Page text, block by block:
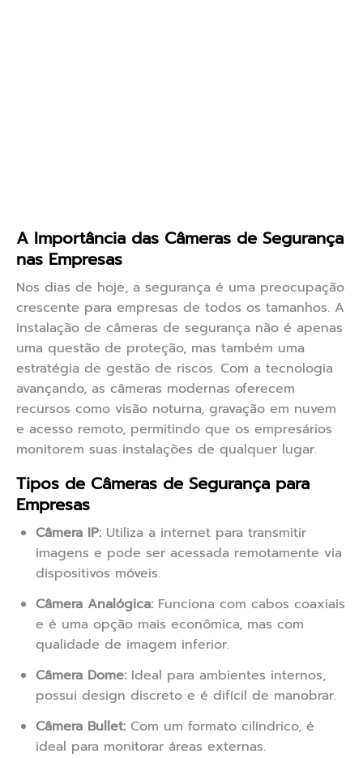
A Importância das Câmeras de Segurança
nas Empresas
Nos dias de hoje, a segurança é uma preocupação
crescente para empresas de todos os tamanhos. A
instalação de câmeras de segurança não é apenas
uma questão de proteção, mas também uma
estratégia de gestão de riscos. Com a tecnologia
avançando, as câmeras modernas oferecem
recursos como visão noturna, gravação em nuvem
e acesso remoto, permitindo que os empresários
monitorem suas instalações de qualquer lugar.
Tipos de Câmeras de Segurança para
Empresas
Câmera IP: Utiliza a internet para transmitir
imagens e pode ser acessada remotamente via
dispositivos móveis.
Câmera Analógica: Funciona com cabos coaxiais
e é uma opção mais econômica, mas com
qualidade de imagem inferior.
Câmera Dome: Ideal para ambientes internos,
possui design discreto e é difícil de manobrar.
Câmera Bullet: Com um formato cilíndrico, é
ideal para monitorar áreas externas.